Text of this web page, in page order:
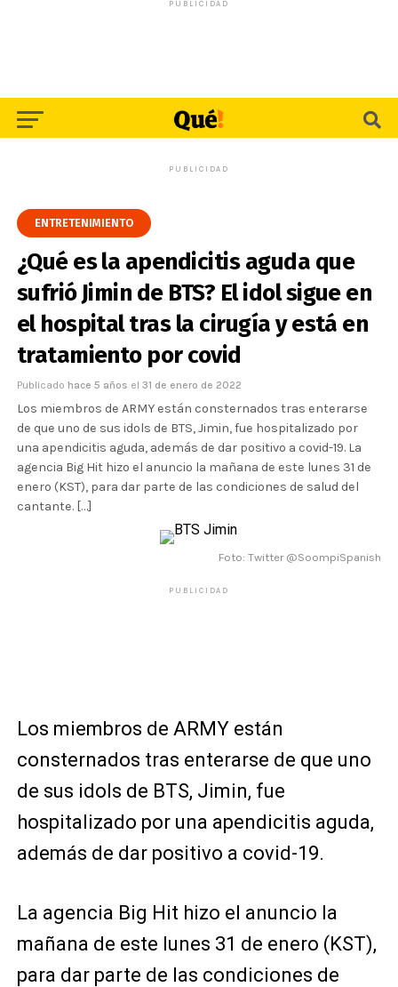
PUBLICIDAD
PUBLICIDAD
ENTRETENIMIENTO
¿Qué es la apendicitis aguda que
sufrió Jimin de BTS? El idol sigue en
el hospital tras la cirugía y está en
tratamiento por covid
Publicado hace 5 años el 31 de enero de 2022
Los miembros de ARMY están consternados tras enterarse
de que uno de sus idols de BTS, Jimin, fue hospitalizado por
una apendicitis aguda, además de dar positivo a covid-19. La
agencia Big Hit hizo el anuncio la mañana de este lunes 31 de
enero (KST), para dar parte de las condiciones de salud del
cantante. […]
Foto: Twitter @SoompiSpanish
PUBLICIDAD
Los miembros de ARMY están
consternados tras enterarse de que uno
de sus idols de BTS, Jimin, fue
hospitalizado por una apendicitis aguda,
además de dar positivo a covid-19.
La agencia Big Hit hizo el anuncio la
mañana de este lunes 31 de enero (KST),
para dar parte de las condiciones de